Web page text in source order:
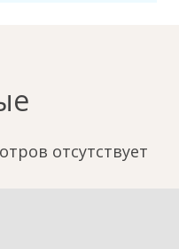
отсутствует